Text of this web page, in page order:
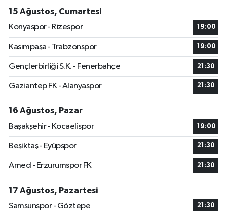
15 Ağustos, Cumartesi
Konyaspor - Rizespor
19:00
Kasımpaşa - Trabzonspor 19:00
Gençlerbirliği S.K. - Fenerbahçe 21:30
Gaziantep FK - Alanyaspor 21:30
16 Ağustos, Pazar
Başakşehir - Kocaelispor
19:00
Beşiktaş - Eyüpspor 21:30
Amed - Erzurumspor FK 21:30
17 Ağustos, Pazartesi
Samsunspor - Göztepe
21:30